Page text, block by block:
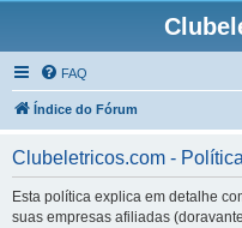
FAQ
Índice do Fórum
Clubeletricos.com -
Esta política explica em detalhe
suas empresas afiliadas